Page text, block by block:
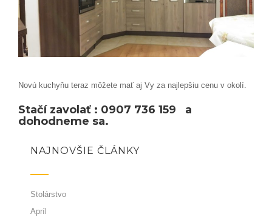
Novú kuchyňu teraz môžete mať aj Vy za najlepšiu cenu v okolí.
Stačí zavolať : 0907 736 159 a
dohodneme sa.
NAJNOVŠIE ČLÁNKY
Stolárstvo
Apríl